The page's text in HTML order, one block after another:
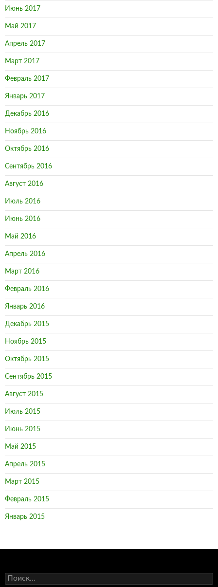
Июнь 2017
Май 2017
Апрель 2017
Март 2017
Февраль 2017
Январь 2017
Декабрь 2016
Ноябрь 2016
Октябрь 2016
Сентябрь 2016
Август 2016
Июль 2016
Июнь 2016
Май 2016
Апрель 2016
Март 2016
Февраль 2016
Январь 2016
Декабрь 2015
Ноябрь 2015
Октябрь 2015
Сентябрь 2015
Август 2015
Июль 2015
Июнь 2015
Май 2015
Апрель 2015
Март 2015
Февраль 2015
Январь 2015
Н